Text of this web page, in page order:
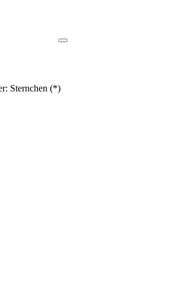
Sternchen (*)